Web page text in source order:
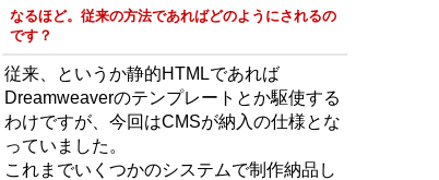
なるほど。従来の方法であればどのようにされるの
です？
従来、というか静的HTMLであれば
Dreamweaverのテンプレートとか駆使する
わけですが、今回はCMSが納入の仕様とな
っていました。
これまでいくつかのシステムで制作納品し